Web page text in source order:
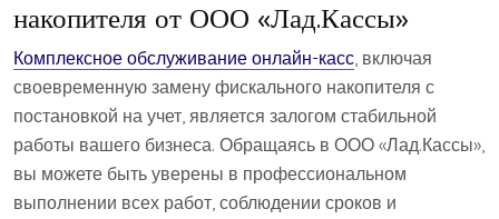
накопителя от ООО «Лад.Кассы»
Комплексное обслуживание онлайн-касс, включая
своевременную замену фискального накопителя с
постановкой на учет, является залогом стабильной
работы вашего бизнеса. Обращаясь в ООО «Лад.Кассы»,
вы можете быть уверены в профессиональном
выполнении всех работ, соблюдении сроков и